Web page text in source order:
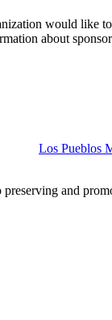
would like
about
Los Pueblos
preserving and